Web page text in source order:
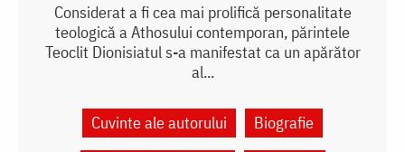
Considerat a fi cea mai prolifică personalitate
teologică a Athosului contemporan, părintele
Teoclit Dionisiatul s-a manifestat ca un apărător
al...
Cuvinte ale autorului
Biografie